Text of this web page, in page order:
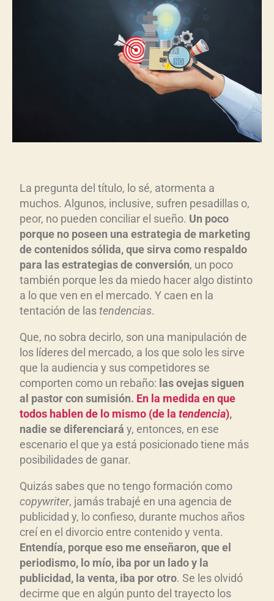
La pregunta del título, lo sé, atormenta a
muchos. Algunos, inclusive, sufren pesadillas o,
peor, no pueden conciliar el sueño. Un poco
porque no poseen una estrategia de marketing
de contenidos sólida, que sirva como respaldo
para las estrategias de conversión, un poco
también porque les da miedo hacer algo distinto
a lo que ven en el mercado. Y caen en la
tentación de lastendencias.
Que, no sobra decirlo, son una manipulación de
los líderes del mercado, a los que solo les sirve
que la audiencia y sus competidores se
comporten como un rebaño: las ovejas siguen
al pastor con sumisión. En la medida en que
todos hablen de lo mismo (de la tendencia),
nadie se diferenciará y, entonces, en ese
escenario el que ya está posicionado tiene más
posibilidades de ganar.
Quizás sabes que no tengo formación como
copywriter, jamás trabajé en una agencia de
publicidad y, lo confieso, durante muchos años
creí en el divorcio entre contenido y venta.
Entendía, porque eso me enseñaron, que el
periodismo, lo mío, iba por un lado y la
publicidad, la venta, iba por otro. Se les olvidó
decirme que en algún punto del trayecto los